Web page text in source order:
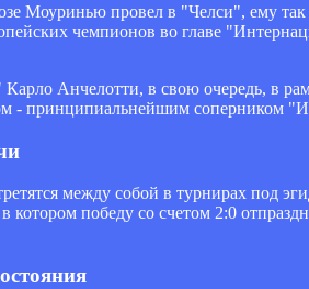
Моуринью провел в "Челси", ему
чемпионов во главе
Анчелотти, в свою очередь, в
- принципиальнейшим соперником
между собой в турнирах под
котором победу со счетом 2:0